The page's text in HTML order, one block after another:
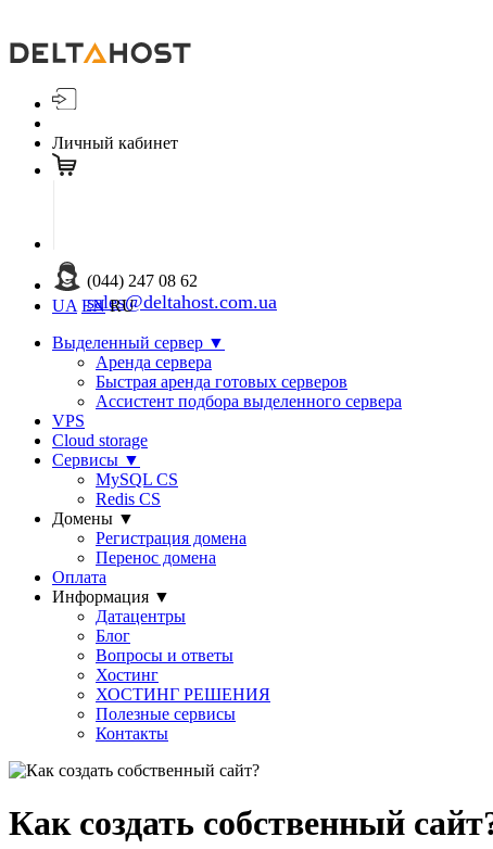
Личный кабинет
(044) 247 08 62
sales@deltahost.com.ua
UA EN RU
Выделенный сервер ▼
Аренда сервера
Быстрая аренда готовых серверов
Ассистент подбора выделенного сервера
VPS
Cloud storage
Сервисы ▼
MySQL CS
Redis CS
Домены ▼
Регистрация домена
Перенос домена
Оплата
Информация ▼
Датацентры
Блог
Вопросы и ответы
Хостинг
ХОСТИНГ РЕШЕНИЯ
Полезные сервисы
Контакты
Как создать собственный